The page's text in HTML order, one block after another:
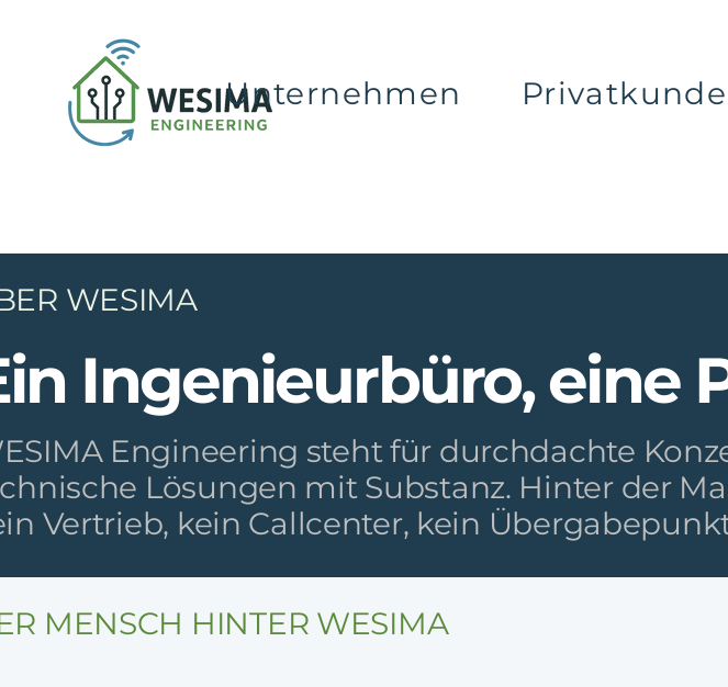
Unternehmen
WESIMA
Ingenieurbüro, eine
Engineering steht für durchdachte
Lösungen mit Substanz. Hinter der
Vertrieb, kein Callcenter, kein
MENSCH HINTER WESIMA